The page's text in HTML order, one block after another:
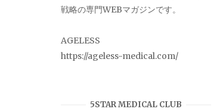
戦略の専門WEBマガジンです。
AGELESS
https://ageless-medical.com/
5STAR MEDICAL CLUB